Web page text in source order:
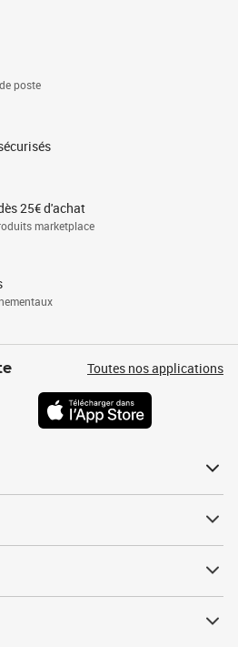
poste
25€ d'achat
marketplace
Toutes nos applications